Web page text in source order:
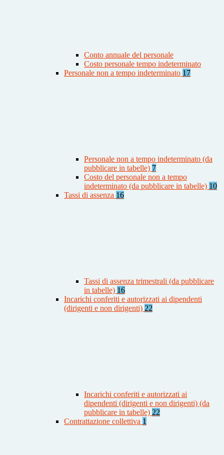
Conto annuale del personale
Costo personale tempo indeterminato
Personale non a tempo indeterminato 17
Personale non a tempo indeterminato (da
pubblicare in tabelle) 7
Costo del personale non a tempo
indeterminato (da pubblicare in tabelle) 10
Tassi di assenza 16
Tassi di assenza trimestrali (da pubblicare
in tabelle) 16
Incarichi conferiti e autorizzati ai dipendenti
(dirigenti e non dirigenti) 22
Incarichi conferiti e autorizzati ai
dipendenti (dirigenti e non dirigenti) (da
pubblicare in tabelle) 22
Contrattazione collettiva 1